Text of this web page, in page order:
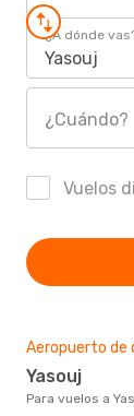
¿A dónde
Yasouj
¿Cuándo?
Vuelos
Aeropuerto de
Yasouj
Para vuelos a